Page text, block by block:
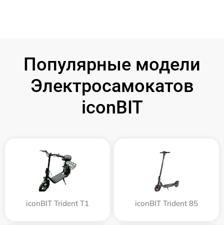
Популярные модели
Электросамокатов
iconBIT
iconBIT Trident T1 iconBIT Trident 85